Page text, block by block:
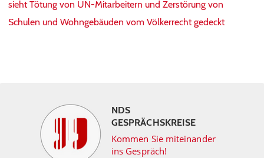
sieht Tötung von UN-Mitarbeitern und Zerstörung von
Schulen und Wohngebäuden vom Völkerrecht gedeckt
NDS
GESPRÄCHSKREISE
Kommen Sie miteinander
ins Gespräch!